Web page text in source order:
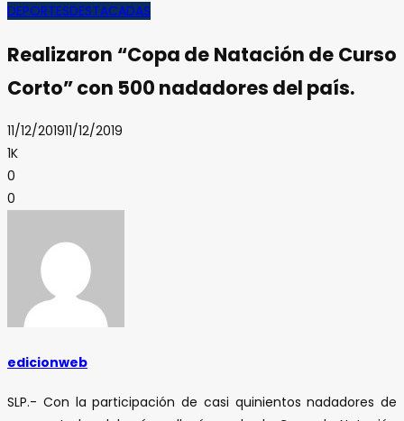
DEPORTESDESTACADAS
Realizaron “Copa de Natación de Curso
Corto” con 500 nadadores del país.
11/12/201911/12/2019
1K
0
0
edicionweb
SLP.- Con la participación de casi quinientos nadadores de